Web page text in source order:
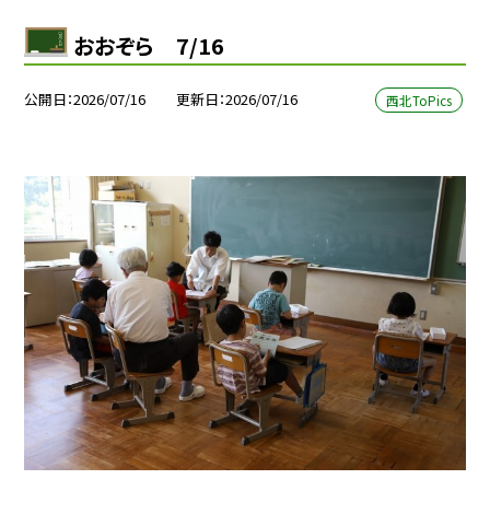
おおぞら 7/16
公開日 2026/07/16 更新日 2026/07/16 西北ToPics